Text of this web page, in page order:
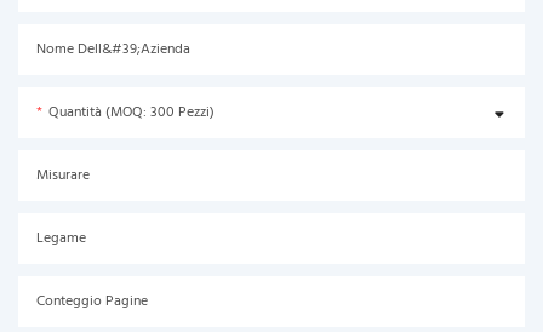
Nome Dell&#39;azienda
Quantità (MOQ: 300 Pezzi)
Misurare
Legame
Conteggio Pagine